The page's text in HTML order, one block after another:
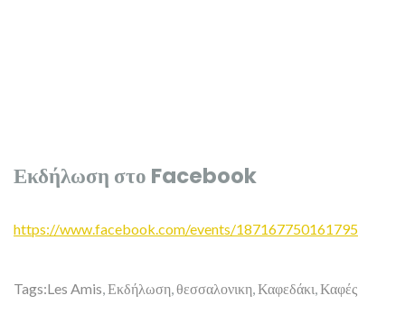
Εκδήλωση στο Facebook
https://www.facebook.com/events/187167750161795
Tags:Les Amis,Εκδήλωση,θεσσαλονικη,Καφεδάκι,Καφές